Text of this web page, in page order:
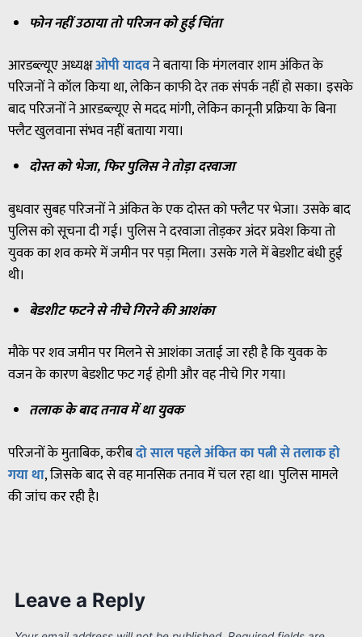
फोन नहीं उठाया तो परिजन को हुई चिंता
आरडब्ल्यूए अध्यक्षओपी यादवने बताया कि मंगलवार शाम अंकित के
परिजनों ने कॉल किया था, लेकिन काफी देर तक संपर्क नहीं हो सका। इसके
बाद परिजनों ने आरडब्ल्यूए से मदद मांगी, लेकिन कानूनी प्रक्रिया के बिना
फ्लैट खुलवाना संभव नहीं बताया गया।
दोस्त को भेजा, फिर पुलिस ने तोड़ा दरवाजा
बुधवार सुबह परिजनों ने अंकित के एक दोस्त को फ्लैट पर भेजा। उसके बाद
पुलिस को सूचना दी गई। पुलिस ने दरवाजा तोड़कर अंदर प्रवेश किया तो
युवक का शव कमरे में जमीन पर पड़ा मिला। उसके गले में बेडशीट बंधी हुई
थी।
बेडशीट फटने से नीचे गिरने की आशंका
मौके पर शव जमीन पर मिलने से आशंका जताई जा रही है कि युवक के
वजन के कारण बेडशीट फट गई होगी और वह नीचे गिर गया।
तलाक के बाद तनाव में था युवक
परिजनों के मुताबिक, करीबदो साल पहले अंकित का पत्नी से तलाक हो
गया था, जिसके बाद से वह मानसिक तनाव में चल रहा था। पुलिस मामले
की जांच कर रही है।
Leave a Reply